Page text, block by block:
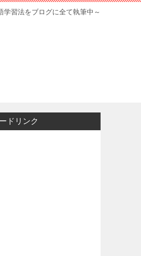
学習法をブログに全て執筆中～
ドリンク